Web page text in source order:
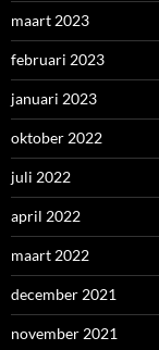
maart 2023
februari 2023
januari 2023
oktober 2022
juli 2022
april 2022
maart 2022
december 2021
november 2021